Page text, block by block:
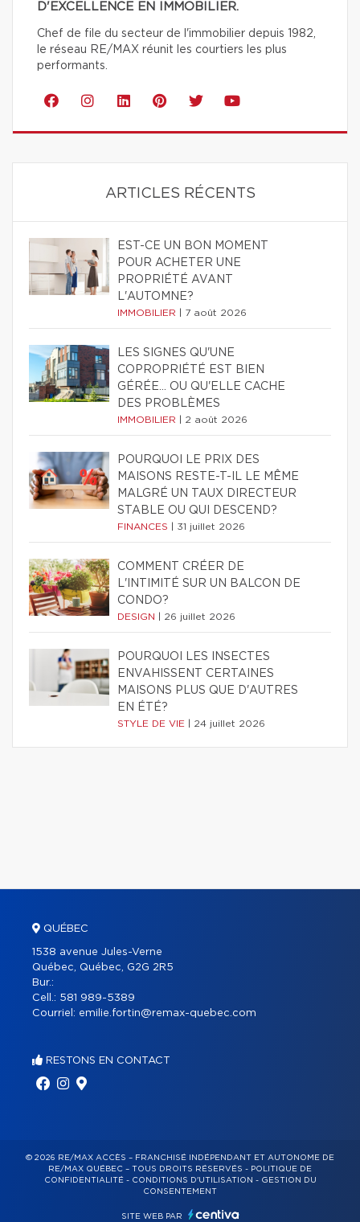
D'EXCELLENCE EN IMMOBILIER.
Chef de file du secteur de l'immobilier depuis 1982,
le réseau RE/MAX réunit les courtiers les plus
performants.
ARTICLES RÉCENTS
EST-CE UN BON MOMENT
POUR ACHETER UNE
PROPRIÉTÉ AVANT
L'AUTOMNE?
IMMOBILIER 7 août 2026
LES SIGNES QU'UNE
COPROPRIÉTÉ EST BIEN
GÉRÉE… OU QU'ELLE CACHE
DES PROBLÈMES
IMMOBILIER 2 août 2026
POURQUOI LE PRIX DES
MAISONS RESTE-T-IL LE MÊME
MALGRÉ UN TAUX DIRECTEUR
STABLE OU QUI DESCEND?
FINANCES 31 juillet 2026
COMMENT CRÉER DE
L'INTIMITÉ SUR UN BALCON DE
CONDO?
DESIGN 26 juillet 2026
POURQUOI LES INSECTES
ENVAHISSENT CERTAINES
MAISONS PLUS QUE D'AUTRES
EN ÉTÉ?
STYLE DE VIE 24 juillet 2026
QUÉBEC
1538 avenue Jules-Verne
Québec, Québec, G2G 2R5
Bur.:
Cell.: 581 989-5389
Courriel: emilie.fortin@remax-quebec.com
RESTONS EN CONTACT
© 2026 RE/MAX ACCÈS – FRANCHISÉ INDÉPENDANT ET AUTONOME DE
RE/MAX QUÉBEC – TOUS DROITS RÉSERVÉS - POLITIQUE DE
CONFIDENTIALITÉ- CONDITIONS D'UTILISATION - GESTION DU
CONSENTEMENT
SITE WEB PAR